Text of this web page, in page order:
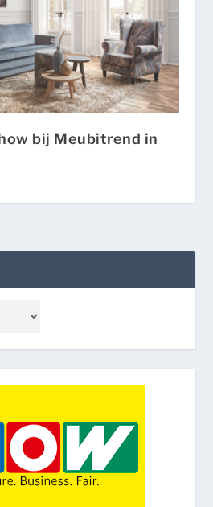
bij Meubitrend in